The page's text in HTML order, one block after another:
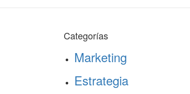
Categorías
Marketing
Estrategia